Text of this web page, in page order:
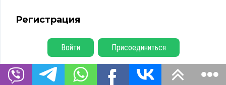
Регистрация
Войти Присоединиться